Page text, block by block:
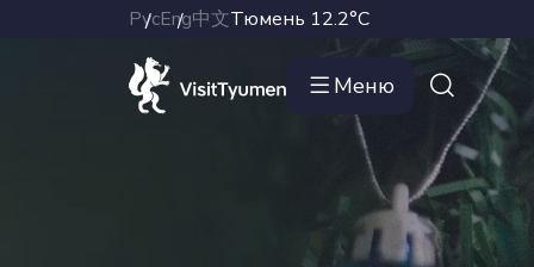
РусEng中文Тюмень 12.2°C
Меню